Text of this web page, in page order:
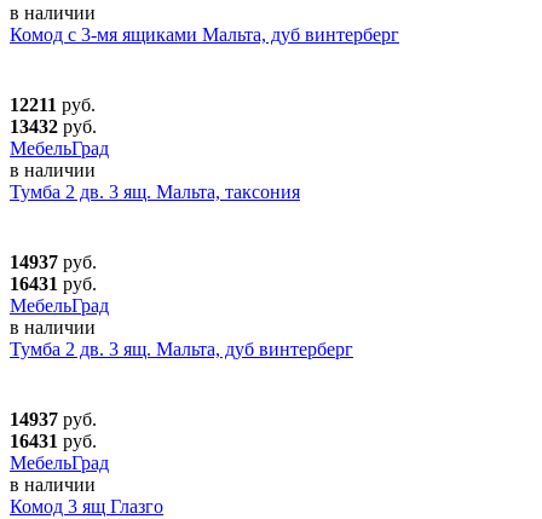
в наличии
Комод с 3-мя ящиками Мальта, дуб винтерберг
12211 руб.
13432 руб.
МебельГрад
в наличии
Тумба 2 дв. 3 ящ. Мальта, таксония
14937 руб.
16431 руб.
МебельГрад
в наличии
Тумба 2 дв. 3 ящ. Мальта, дуб винтерберг
14937 руб.
16431 руб.
МебельГрад
в наличии
Комод 3 ящ Глазго